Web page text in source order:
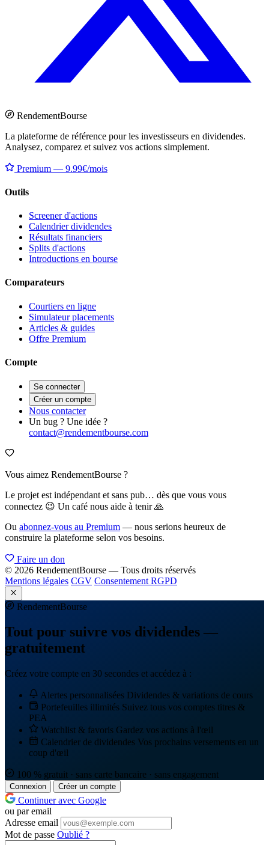
RendementBourse
La plateforme de référence pour les investisseurs en dividendes.
Analysez, comparez et suivez vos actions simplement.
Premium — 9.99€/mois
Outils
Screener d'actions
Calendrier dividendes
Résultats financiers
Splits d'actions
Introductions en bourse
Comparateurs
Courtiers en ligne
Simulateur placements
Articles & guides
Offre Premium
Compte
Se connecter
Créer un compte
Nous contacter
Un bug ? Une idée ?
contact@rendementbourse.com
Vous aimez RendementBourse ?
Le projet est indépendant et sans pub… dès que vous vous
connectez 😉 Un café nous aide à tenir 🙏
Ou abonnez-vous au Premium — nous serions heureux de
construire la plateforme selon vos besoins.
Faire un don
© 2026 RendementBourse — Tous droits réservés
Mentions légales CGV Consentement RGPD
RendementBourse
Tout pour suivre vos dividendes —
gratuitement
Créez votre compte en 30 secondes et accédez à :
Alertes personnalisées Dividendes & variations de cours
Portefeuilles illimités Suivez tous vos comptes titres &
PEA
Watchlist & favoris Gardez vos actions à l'œil
Calendrier de dividendes Vos prochains versements en un
coup d'œil
100 % gratuit · sans carte bancaire · sans engagement
Connexion Créer un compte
Continuer avec Google
ou par email
Adresse email
Mot de passe Oublié ?